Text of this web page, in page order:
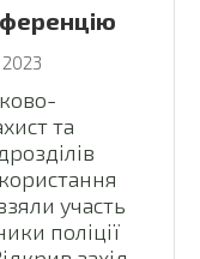
та
участь
поліції